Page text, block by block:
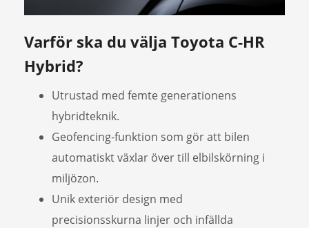
Varför ska du välja Toyota C-HR
Hybrid?
Utrustad med femte generationens
hybridteknik.
Geofencing-funktion som gör att bilen
automatiskt växlar över till elbilskörning i
miljözon.
Unik exteriör design med
precisionsskurna linjer och infällda